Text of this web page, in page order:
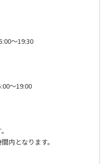
～19:30
～19:00
時間内となります。